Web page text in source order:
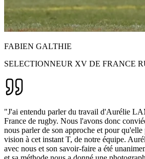
FABIEN GALTHIE
SELECTIONNEUR XV DE FRANCE
"J'ai entendu parler du travail d'Aurélie
France de rugby. Nous l'avons donc
nous parler de son approche et pour qu'elle
vision à cet instant T, de notre équipe.
avec nous et son savoir-faire a été